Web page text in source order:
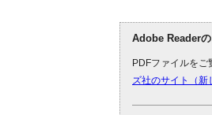
Adobe Reader
PDFファイルを
ズ社のサイト（新